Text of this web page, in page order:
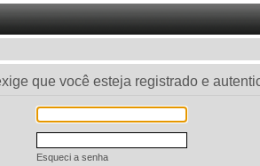
que você esteja registrado e
Esqueci a senha